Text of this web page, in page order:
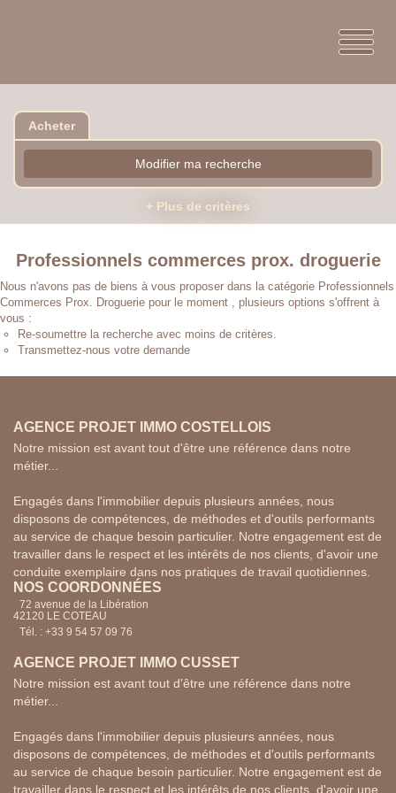
Acheter
Modifier ma recherche
+ Plus de critères
Professionnels commerces prox. droguerie
Nous n'avons pas de biens à vous proposer dans la catégorie Professionnels
Commerces Prox. Droguerie pour le moment , plusieurs options s'offrent à
vous :
Re-soumettre la recherche avec moins de critères.
Transmettez-nous votre demande
AGENCE PROJET IMMO COSTELLOIS
Notre mission est avant tout d'être une référence dans notre
métier...
Engagés dans l'immobilier depuis plusieurs années, nous
disposons de compétences, de méthodes et d'outils performants
au service de chaque besoin particulier. Notre engagement est de
travailler dans le respect et les intérêts de nos clients, d'avoir une
conduite exemplaire dans nos pratiques de travail quotidiennes.
NOS COORDONNÉES
72 avenue de la Libération
42120 LE COTEAU
Tél. : +33 9 54 57 09 76
AGENCE PROJET IMMO CUSSET
Notre mission est avant tout d'être une référence dans notre
métier...
Engagés dans l'immobilier depuis plusieurs années, nous
disposons de compétences, de méthodes et d'outils performants
au service de chaque besoin particulier. Notre engagement est de
travailler dans le respect et les intérêts de nos clients, d'avoir une